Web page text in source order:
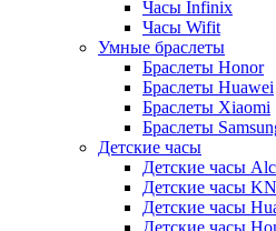
Часы Infinix
Часы Wifit
Умные браслеты
Браслеты Honor
Браслеты Huawei
Браслеты Xiaomi
Браслеты
Детские часы
Детские часы
Детские часы
Детские часы
Детские часы